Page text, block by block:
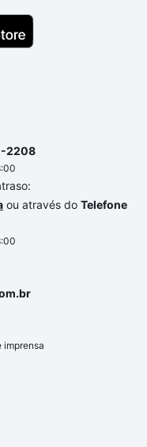
2208
ou através do Telefone
imprensa